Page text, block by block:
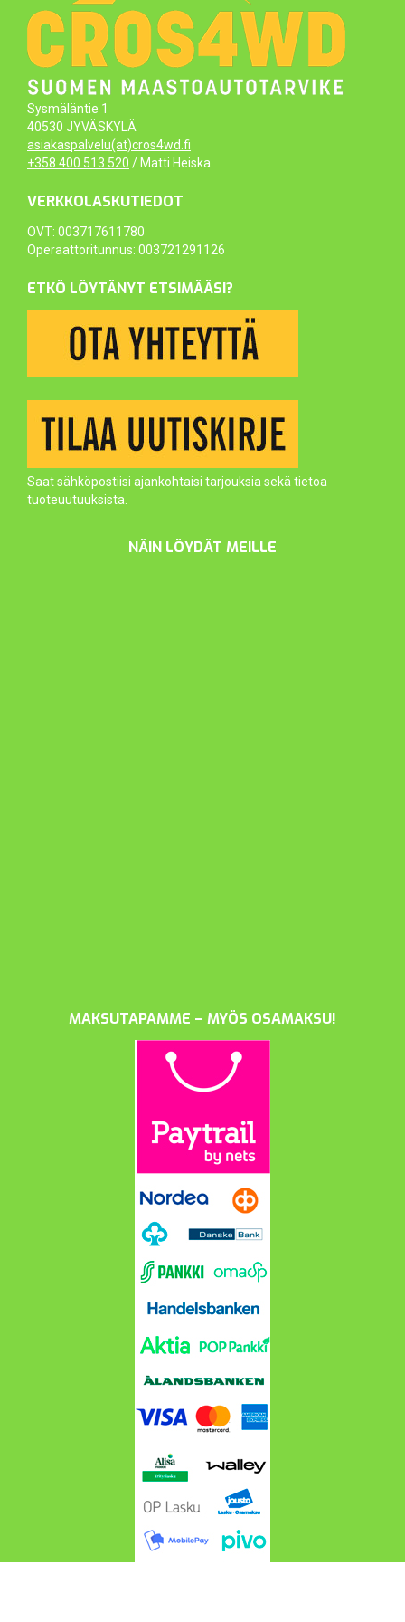
Sysmäläntie 1
40530 JYVÄSKYLÄ
asiakaspalvelu(at)cros4wd.fi
+358 400 513 520 / Matti Heiska
VERKKOLASKUTIEDOT
OVT: 003717611780
Operaattoritunnus: 003721291126
ETKÖ LÖYTÄNYT ETSIMÄÄSI?
Saat sähköpostiisi ajankohtaisi tarjouksia sekä tietoa
tuoteuutuuksista.
NÄIN LÖYDÄT MEILLE
MAKSUTAPAMME – MYÖS OSAMAKSU!